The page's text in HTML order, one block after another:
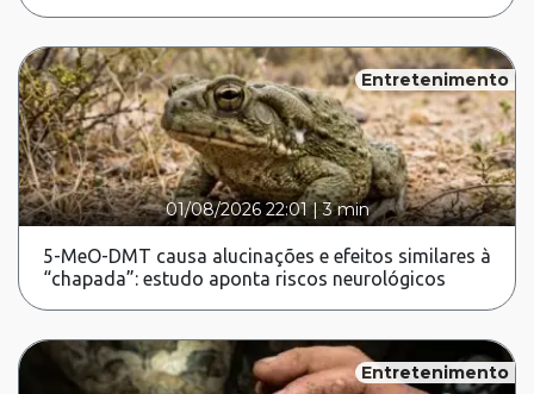
Entretenimento
01/08/2026 22:01|3 min
5-MeO-DMT causa alucinações e efeitos similares à
“chapada”: estudo aponta riscos neurológicos
Entretenimento